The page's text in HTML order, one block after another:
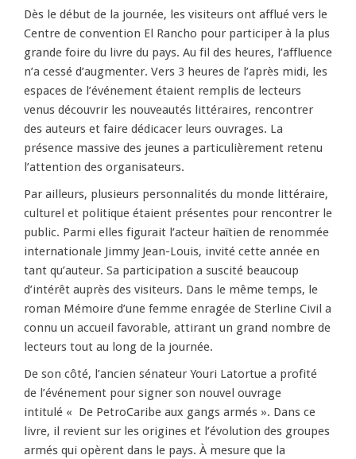
Dès le début de la journée, les visiteurs ont afflué vers le
Centre de convention El Rancho pour participer à la plus
grande foire du livre du pays. Au fil des heures, l’affluence
n’a cessé d’augmenter. Vers 3 heures de l’après midi, les
espaces de l’événement étaient remplis de lecteurs
venus découvrir les nouveautés littéraires, rencontrer
des auteurs et faire dédicacer leurs ouvrages. La
présence massive des jeunes a particulièrement retenu
l’attention des organisateurs.
Par ailleurs, plusieurs personnalités du monde littéraire,
culturel et politique étaient présentes pour rencontrer le
public. Parmi elles figurait l’acteur haïtien de renommée
internationale Jimmy Jean-Louis, invité cette année en
tant qu’auteur. Sa participation a suscité beaucoup
d’intérêt auprès des visiteurs. Dans le même temps, le
roman Mémoire d’une femme enragée de Sterline Civil a
connu un accueil favorable, attirant un grand nombre de
lecteurs tout au long de la journée.
De son côté, l’ancien sénateur Youri Latortue a profité
de l’événement pour signer son nouvel ouvrage
intitulé « De PetroCaribe aux gangs armés ». Dans ce
livre, il revient sur les origines et l’évolution des groupes
armés qui opèrent dans le pays. À mesure que la